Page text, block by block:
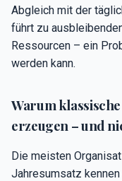
Abgleich mit der
führt zu
Ressourcen – ein
werden kann.
Warum
erzeugen – und
Die meisten
Jahresumsatz